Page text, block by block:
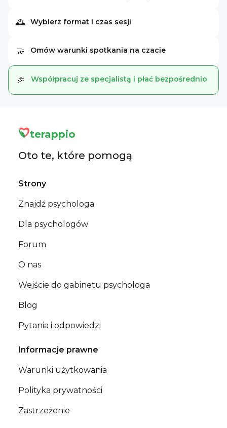
🕰 Wybierz format i czas sesji
🤝 Omów warunki spotkania na czacie
🎉 Współpracuj ze specjalistą i płać bezpośrednio
terappio
Oto te, które pomogą
Strony
Znajdź psychologa
Dla psychologów
Forum
O nas
Wejście do gabinetu psychologa
Blog
Pytania i odpowiedzi
Informacje prawne
Warunki użytkowania
Polityka prywatności
Zastrzeżenie